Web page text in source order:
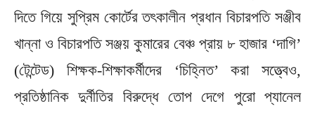
দিতে গিয়ে সুপ্রিম কোর্টের তৎকালীন প্রধান বিচারপতি সঞ্জীব
খান্না ও বিচারপতি সঞ্জয় কুমারের বেঞ্চ প্রায় ৮ হাজার ‘দাগি’
(টেন্টেড) শিক্ষক-শিক্ষাকর্মীদের ‘চিহ্নিত’ করা সত্ত্বেও,
প্রতিষ্ঠানিক দুর্নীতির বিরুদ্ধে তোপ দেগে পুরো প্যানেল